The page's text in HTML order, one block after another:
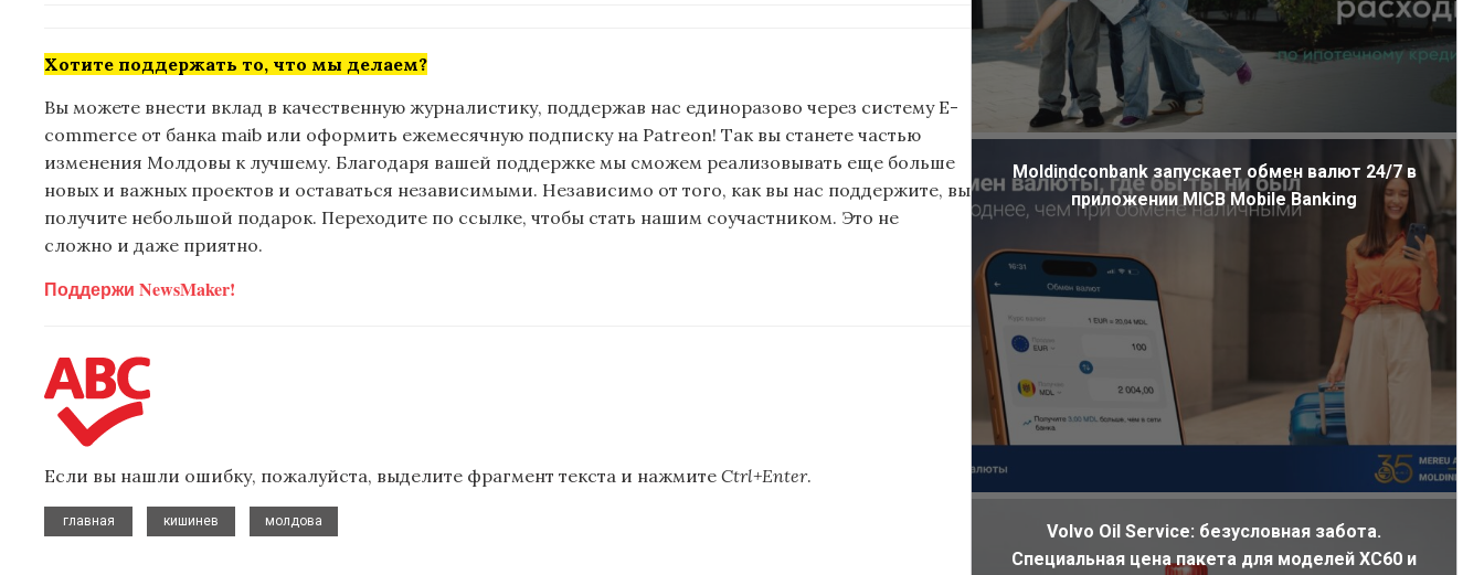
Хотите поддержать то, что мы делаем?
Вы можете внести вклад в качественную журналистику, поддержав нас единоразово через систему E-
commerce от банка maib или оформить ежемесячную подписку на Patreon! Так вы станете частью
изменения Молдовы к лучшему. Благодаря вашей поддержке мы сможем реализовывать еще больше
новых и важных проектов и оставаться независимыми. Независимо от того, как вы нас поддержите, вы
получите небольшой подарок. Переходите по ссылке, чтобы стать нашим соучастником. Это не
сложно и даже приятно.
Поддержи NewsMaker!
Если вы нашли ошибку, пожалуйста, выделите фрагмент текста и нажмите Ctrl+Enter.
главная
кишинев
молдова
Moldindconbank запускает обмен валют 24/7 в
приложении MICB Mobile Banking
Volvo Oil Service: безусловная забота.
Специальная цена пакета для моделей XC60 и